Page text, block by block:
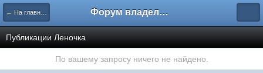
← На главную Форум владельцев интернет-магазинов
Публикации Леночка
По вашему запросу ничего не найдено.